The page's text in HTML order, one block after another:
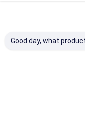
Good day, what